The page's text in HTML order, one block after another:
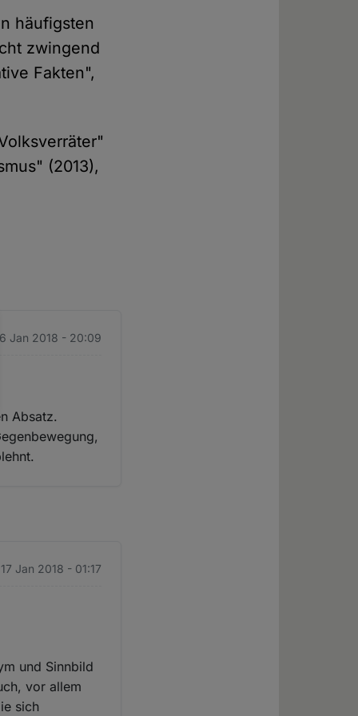
häufigsten
zwingend
Fakten",
(2013),
Jan 2018 - 20:09
Absatz.
Jan 2018 - 01:17
und Sinnbild
vor allem
sich